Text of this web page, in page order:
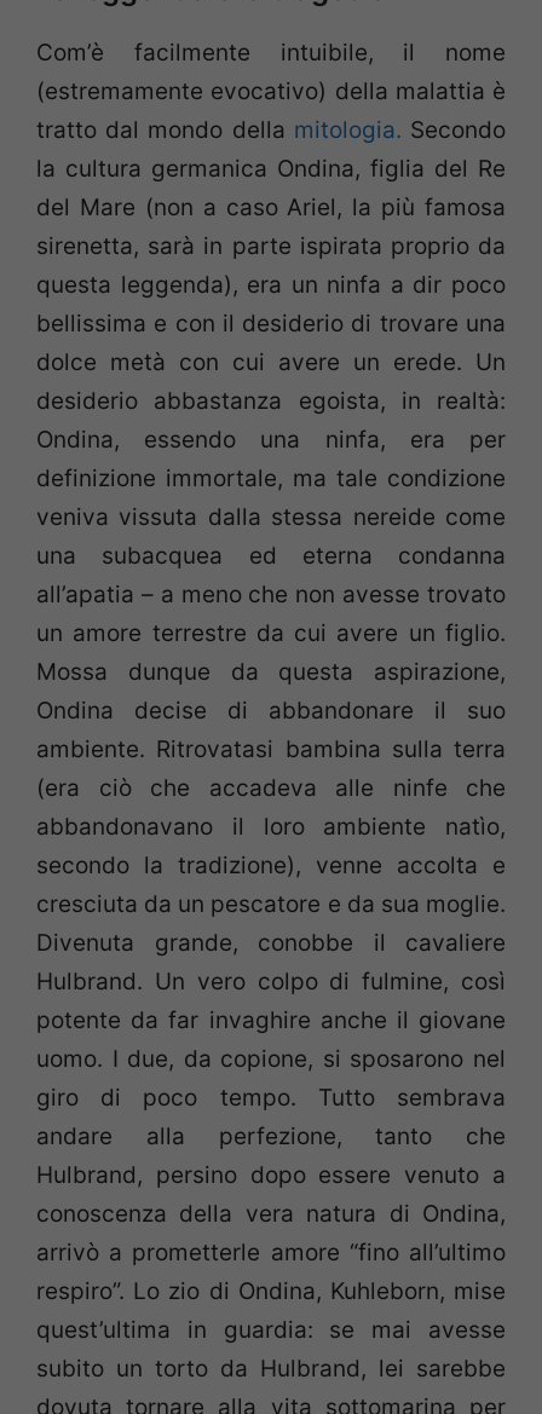
Com’è facilmente intuibile, il nome
(estremamente evocativo) della malattia è
tratto dal mondo della mitologia. Secondo
la cultura germanica Ondina, figlia del Re
del Mare (non a caso Ariel, la più famosa
sirenetta, sarà in parte ispirata proprio da
questa leggenda), era un ninfa a dir poco
bellissima e con il desiderio di trovare una
dolce metà con cui avere un erede. Un
desiderio abbastanza egoista, in realtà:
Ondina, essendo una ninfa, era per
definizione immortale, ma tale condizione
veniva vissuta dalla stessa nereide come
una subacquea ed eterna condanna
all’apatia – a meno che non avesse trovato
un amore terrestre da cui avere un figlio.
Mossa dunque da questa aspirazione,
Ondina decise di abbandonare il suo
ambiente. Ritrovatasi bambina sulla terra
(era ciò che accadeva alle ninfe che
abbandonavano il loro ambiente natìo,
secondo la tradizione), venne accolta e
cresciuta da un pescatore e da sua moglie.
Divenuta grande, conobbe il cavaliere
Hulbrand. Un vero colpo di fulmine, così
potente da far invaghire anche il giovane
uomo. I due, da copione, si sposarono nel
giro di poco tempo. Tutto sembrava
andare alla perfezione, tanto che
Hulbrand, persino dopo essere venuto a
conoscenza della vera natura di Ondina,
arrivò a prometterle amore “fino all’ultimo
respiro”. Lo zio di Ondina, Kuhleborn, mise
quest’ultima in guardia: se mai avesse
subito un torto da Hulbrand, lei sarebbe
dovuta tornare alla vita sottomarina per